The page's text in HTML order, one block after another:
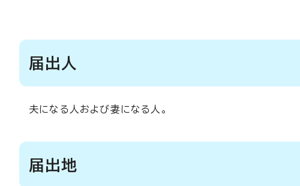
届出人
夫になる人および妻になる人。
届出地